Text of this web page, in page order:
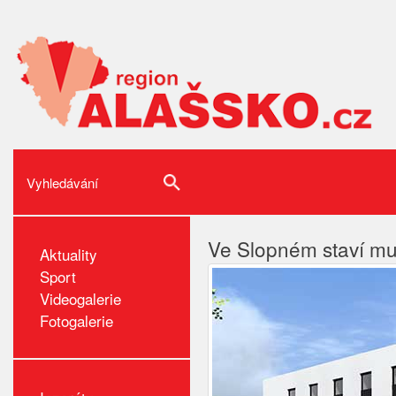
Aktuality
Sport
Videogalerie
Fotogalerie
Ve Slopném staví